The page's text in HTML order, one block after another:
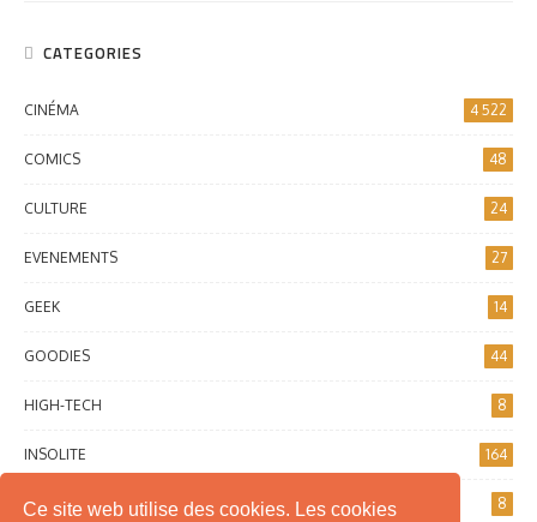
Ce site web utilise des cookies. Les cookies
CATEGORIES
CINÉMA 4 522
COMICS 48
CULTURE 24
EVENEMENTS 27
GEEK 14
GOODIES 44
HIGH-TECH 8
INSOLITE 164
INTERNET 8